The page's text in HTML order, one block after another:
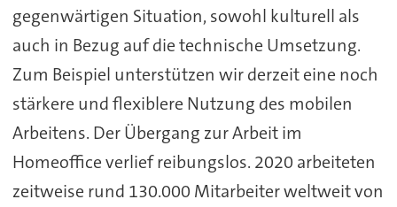
gegenwärtigen Situation, sowohl kulturell als
auch in Bezug auf die technische Umsetzung.
Zum Beispiel unterstützen wir derzeit eine noch
stärkere und flexiblere Nutzung des mobilen
Arbeitens. Der Übergang zur Arbeit im
Homeoffice verlief reibungslos. 2020 arbeiteten
zeitweise rund 130.000 Mitarbeiter weltweit von